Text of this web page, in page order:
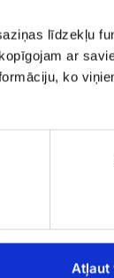
līdzekļu
ar
ko
Atļaut